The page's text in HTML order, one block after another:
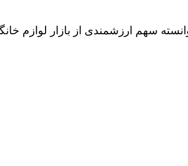
سهم ارزشمندی از بازار لوازم